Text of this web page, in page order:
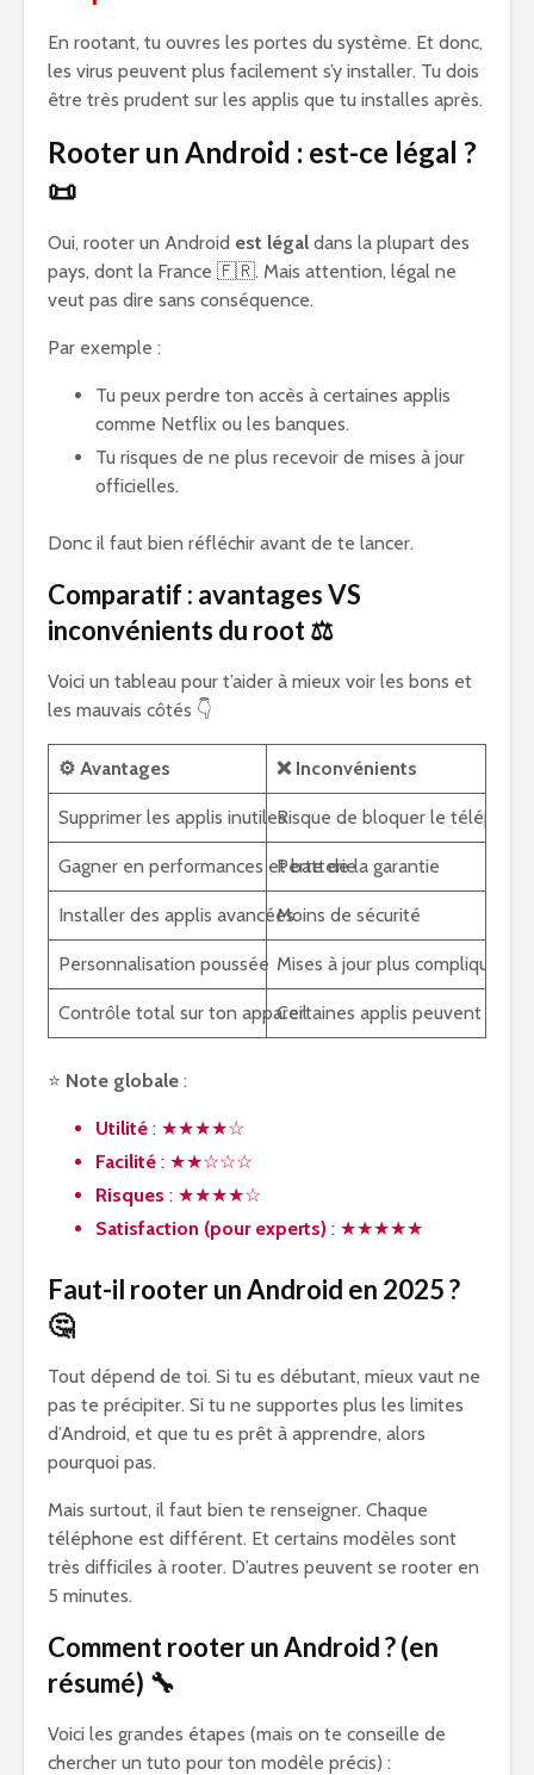
En rootant, tu ouvres les portes du système. Et donc,
les virus peuvent plus facilement s’y installer. Tu dois
être très prudent sur les applis que tu installes après.
Rooter un Android : est-ce légal ?
📜
Oui, rooter un Android est légal dans la plupart des
pays, dont la France 🇫🇷. Mais attention, légal ne
veut pas dire sans conséquence.
Par exemple :
Tu peux perdre ton accès à certaines applis
comme Netflix ou les banques.
Tu risques de ne plus recevoir de mises à jour
officielles.
Donc il faut bien réfléchir avant de te lancer.
Comparatif : avantages VS
inconvénients du root ⚖️
Voici un tableau pour t’aider à mieux voir les bons et
les mauvais côtés 👇
⚙️ Avantages ❌ Inconvénients
Supprimer les applis inutilesRisque de bloquer le
Gagner en performances et batteriePerte de la garantie
Installer des applis avancéesMoins de sécurité
Personnalisation poussée Mises à jour plus compliquées
Contrôle total sur ton appareilCertaines applis peuvent ne
⭐ Note globale :
Utilité : ★★★★☆
Facilité : ★★☆☆☆
Risques : ★★★★☆
Satisfaction (pour experts) : ★★★★★
Faut-il rooter un Android en 2025 ?
🤔
Tout dépend de toi. Si tu es débutant, mieux vaut ne
pas te précipiter. Si tu ne supportes plus les limites
d’Android, et que tu es prêt à apprendre, alors
pourquoi pas.
Mais surtout, il faut bien te renseigner. Chaque
téléphone est différent. Et certains modèles sont
très difficiles à rooter. D’autres peuvent se rooter en
5 minutes.
Comment rooter un Android ? (en
résumé) 🔧
Voici les grandes étapes (mais on te conseille de
chercher un tuto pour ton modèle précis) :